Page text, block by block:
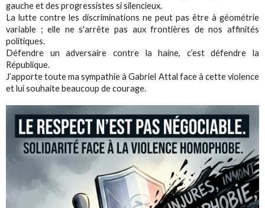
gauche et des progressistes si silencieux.
La lutte contre les discriminations ne peut pas être à géométrie
variable ; elle ne s'arrête pas aux frontières de nos affinités
politiques.
Défendre un adversaire contre la haine, c’est défendre la
République.
J’apporte toute ma sympathie à Gabriel Attal face à cette violence
et lui souhaite beaucoup de courage.